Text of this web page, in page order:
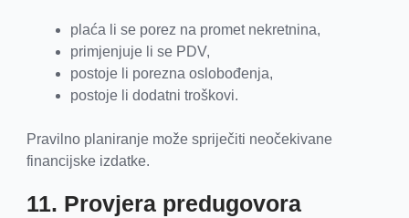
plaća li se porez na promet nekretnina,
primjenjuje li se PDV,
postoje li porezna oslobođenja,
postoje li dodatni troškovi.
Pravilno planiranje može spriječiti neočekivane
financijske izdatke.
11. Provjera predugovora